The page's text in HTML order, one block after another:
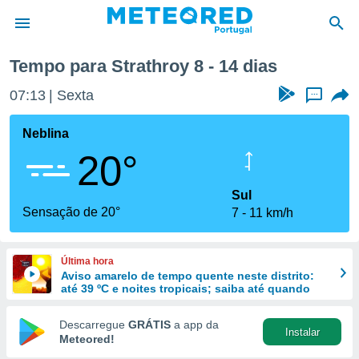
da
foi
a este
das
e
forma
digital
Tempo para Strathroy 8 - 14 dias
07:13 Sexta ...
Neblina
20°
Sensação de 20°
Sul
7
11 km/h
Última hora
Aviso amarelo de tempo quente neste distrito:
até 39 ºC e noites tropicais; saiba até quando
Descarregue GRÁTIS a app da
Meteored!
Instalar